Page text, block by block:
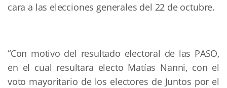
cara a las elecciones generales del 22 de octubre.
“Con motivo del resultado electoral de las PASO,
en el cual resultara electo Matías Nanni, con el
voto mayoritario de los electores de Juntos por el